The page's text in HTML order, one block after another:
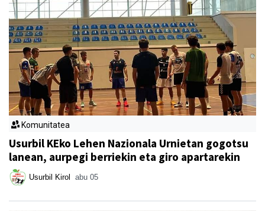
Komunitatea
Usurbil KEko Lehen Nazionala Urnietan gogotsu
lanean, aurpegi berriekin eta giro apartarekin
Usurbil Kirol abu 05